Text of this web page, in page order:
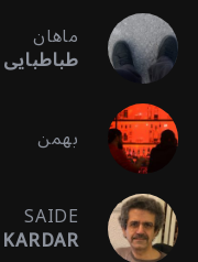
ماهان
طباطبایی
بهمن
SAIDE
KARDAR